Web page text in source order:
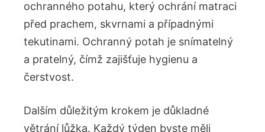
ochranného potahu, který ochrání matraci
před prachem, skvrnami a případnými
tekutinami.⁣ Ochranný potah je snímatelný
a pratelný, čímž zajišťuje hygienu a
čerstvost.
Dalším důležitým krokem je ⁣důkladné
větrání lůžka. Každý týden byste měli